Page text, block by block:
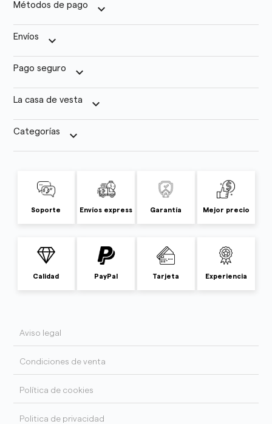
Métodos de pago keyboard_arrow_down
Envíos keyboard_arrow_down
Pago seguro keyboard_arrow_down
La casa de vesta keyboard_arrow_down
Categorías keyboard_arrow_down
Soporte Envíos express Garantía Mejor precio
Calidad PayPal Tarjeta Experiencia
Aviso legal
Condiciones de venta
Política de cookies
Politica de privacidad